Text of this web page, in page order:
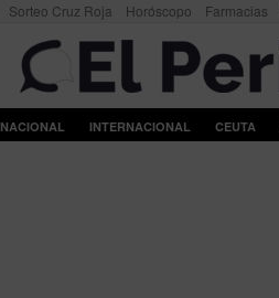
Sorteo Cruz Roja Horóscopo Farmacias
NACIONAL INTERNACIONAL CEUTA